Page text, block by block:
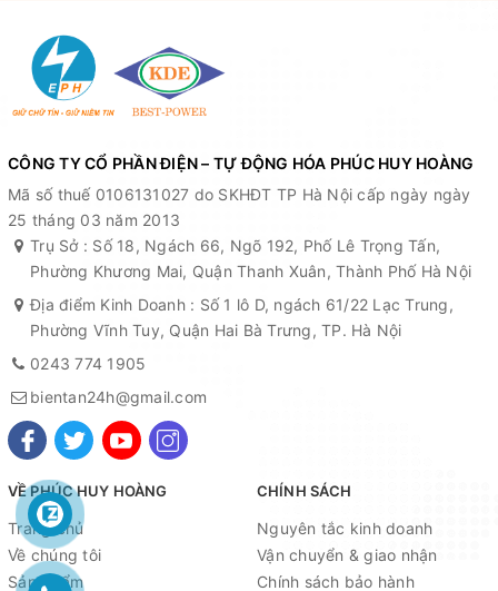
CÔNG TY CỔ PHẦN ĐIỆN – TỰ ĐỘNG HÓA PHÚC HUY HOÀNG
Mã số thuế 0106131027 do SKHĐT TP Hà Nội cấp ngày ngày
25 tháng 03 năm 2013
Trụ Sở : Số 18, Ngách 66, Ngõ 192, Phố Lê Trọng Tấn,
Phường Khương Mai, Quận Thanh Xuân, Thành Phố Hà Nội
Địa điểm Kinh Doanh : Số 1 lô D, ngách 61/22 Lạc Trung,
Phường Vĩnh Tuy, Quận Hai Bà Trưng, TP. Hà Nội
0243 774 1905
bientan24h@gmail.com
VỀ PHÚC HUY HOÀNG
Trang chủ
Về chúng tôi
Sản phẩm
CHÍNH SÁCH
Nguyên tắc kinh doanh
Vận chuyển & giao nhận
Chính sách bảo hành